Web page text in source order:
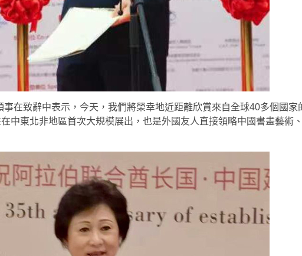
在致辭中表示，今天，我們將榮幸地近距離欣賞來自全球40多個國家
中東北非地區首次大規模展出，也是外國友人直接領略中國書畫藝術